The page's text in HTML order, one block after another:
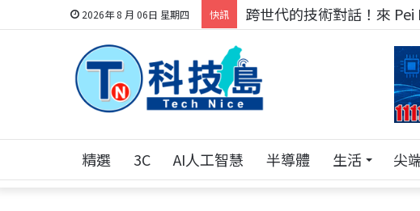
2026年 8 月 06日 星期四 快訊 跨世代的技術對話！來
精選 3C AI人工智慧 半導體 生活 尖